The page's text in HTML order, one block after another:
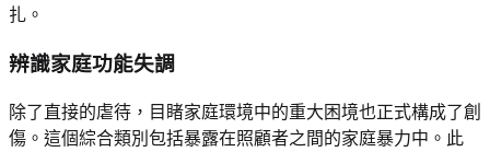
扎。
辨識家庭功能失調
除了直接的虐待，目睹家庭環境中的重大困境也正式構成了創
傷。這個綜合類別包括暴露在照顧者之間的家庭暴力中。此